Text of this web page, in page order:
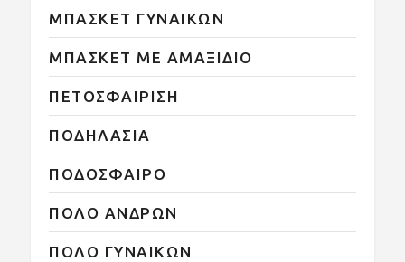
ΜΠΑΣΚΕΤ ΓΥΝΑΙΚΩΝ
ΜΠΑΣΚΕΤ ΜΕ ΑΜΑΞΙΔΙΟ
ΠΕΤΟΣΦΑΙΡΙΣΗ
ΠΟΔΗΛΑΣΙΑ
ΠΟΔΟΣΦΑΙΡΟ
ΠΟΛΟ ΑΝΔΡΩΝ
ΠΟΛΟ ΓΥΝΑΙΚΩΝ